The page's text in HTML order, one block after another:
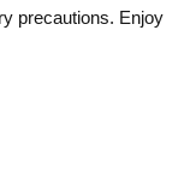
precautions. Enjoy